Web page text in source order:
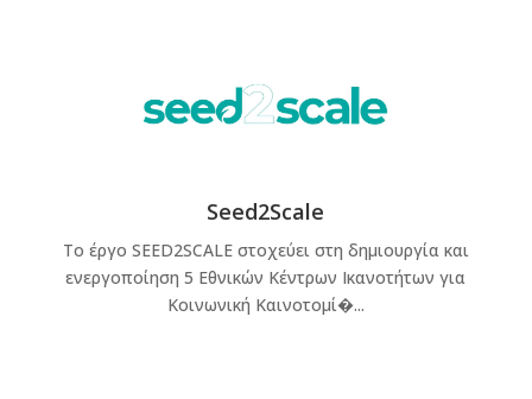
Seed2Scale
Το έργο SEED2SCALE στοχεύει στη δημιουργία και
ενεργοποίηση 5 Εθνικών Κέντρων Ικανοτήτων για
Κοινωνική Καινοτομί�...